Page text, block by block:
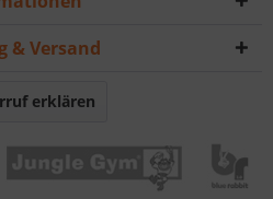
& Versand
erklären